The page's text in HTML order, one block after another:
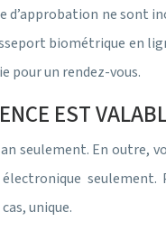
d’approbation ne
biométrique en
pour un rendez-vous.
EST
an seulement. En outre,
unique.